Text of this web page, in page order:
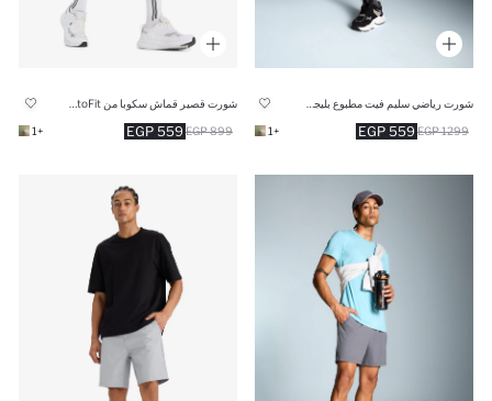
559 EGP 1299 EGP
+1
559 EGP 899 EGP
+1